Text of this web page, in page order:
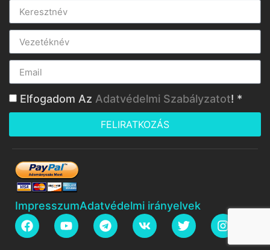
Elfogadom Az Adatvédelmi Szabályzatot! *
FELIRATKOZÁS
ImpresszumAdatvédelmi irányelvek